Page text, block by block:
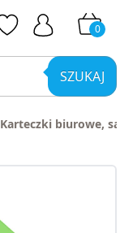
0
SZUKAJ
Karteczki biurowe,